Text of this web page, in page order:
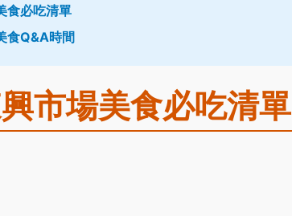
食必吃清單
食Q&A時間
市場美食必吃清單